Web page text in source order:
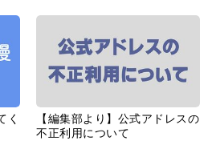
く
【編集部より】公式アドレスの
不正利用について